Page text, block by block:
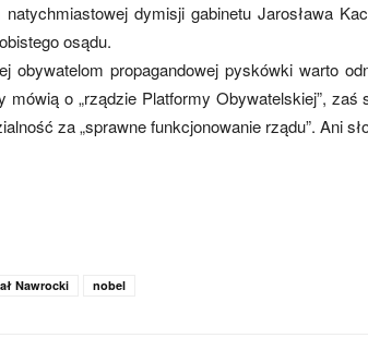
dymisji gabinetu Jarosława
osądu.
obywatelom propagandowej pyskówki warto
mówią o „rządzie Platformy Obywatelskiej”, zaś
za „sprawne funkcjonowanie rządu”. Ani
Nawrocki nobel